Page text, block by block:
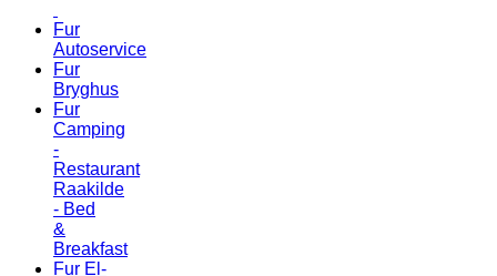
Fur
Autoservice
Fur
Bryghus
Fur
Camping
-
Restaurant
Raakilde
- Bed
&
Breakfast
Fur El-